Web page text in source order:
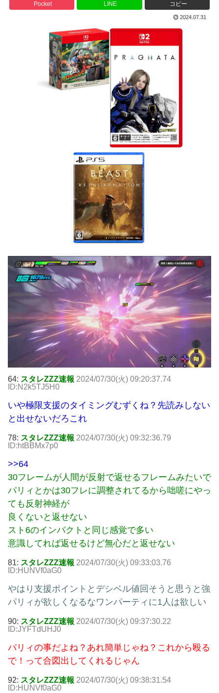
Pocket LINE コピー
2024.07.31
64: スタレZZZ速報 2024/07/30(火) 09:20:37.74
ID:N2k5TJ5H0
いや極限支援のタイミングむずくね？先読みしない
と出せないだろこれ
78: スタレZZZ速報 2024/07/30(火) 09:32:36.79
ID:htBBMx7p0
>>64
30フレームが人間が反射で返せるフレームみたいで
パリィとかは30フレに調整されてるから咄嗟にやっ
ても反射神経が
良くないと返せない
スト6のインパクトと同じ感覚で多い
意識してれば返せるけど無心だと返せない
81: スタレZZZ速報 2024/07/30(火) 09:33:03.76
ID:HUNVf0aG0
やはり支援ポイントとデシベル値回そうと思うと強
パリィが欲しくなるなワンパーティに1人は欲しい
90: スタレZZZ速報 2024/07/30(火) 09:37:30.22
ID:JYFTdUHJ0
パリィの事だよね？あれ簡単じゃね？これから殴る
で！って合図出してくれるじゃん
92: スタレZZZ速報 2024/07/30(火) 09:38:31.54
ID:HUNVf0aG0